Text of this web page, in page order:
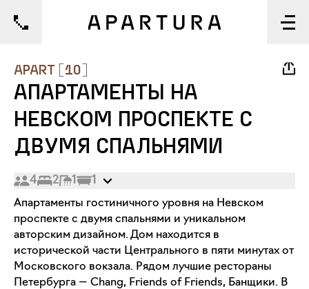
1/18
APART 10
АПАРТАМЕНТЫ НА
НЕВСКОМ ПРОСПЕКТЕ С
ДВУМЯ СПАЛЬНЯМИ
4 2 1 1
Апартаменты гостиничного уровня на Невском
проспекте с двумя спальнями и уникальном
авторским дизайном. Дом находится в
исторической части Центрального в пяти минутах от
Московского вокзала. Рядом лучшие рестораны
Петербурга — Chang, Friends of Friends, Банщики. В